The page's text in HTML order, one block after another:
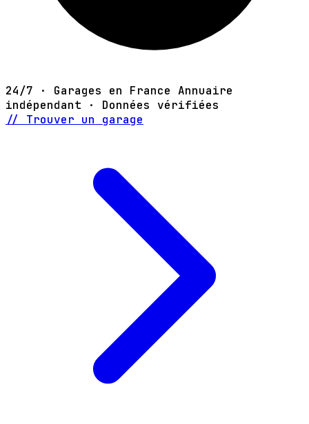
24/7 · Garages en France Annuaire
indépendant · Données vérifiées
// Trouver un garage